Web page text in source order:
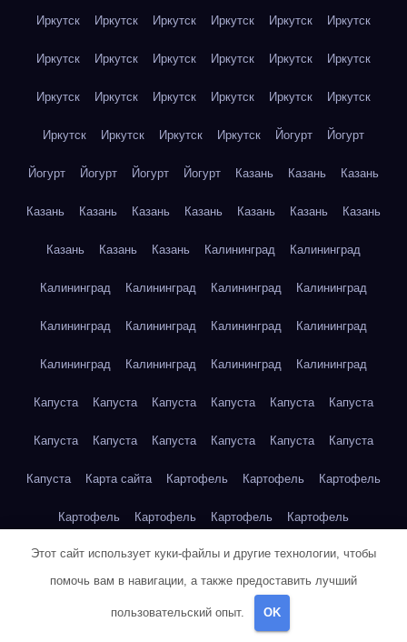
Иркутск Иркутск Иркутск Иркутск Иркутск Иркутск
Иркутск Иркутск Иркутск Иркутск Иркутск Иркутск
Иркутск Иркутск Иркутск Иркутск Иркутск Иркутск
Иркутск Иркутск Иркутск Иркутск Йогурт Йогурт
Йогурт Йогурт Йогурт Йогурт Казань Казань Казань
Казань Казань Казань Казань Казань Казань Казань
Казань Казань Казань Калининград Калининград
Калининград Калининград Калининград Калининград
Калининград Калининград Калининград Калининград
Калининград Калининград Калининград Калининград
Капуста Капуста Капуста Капуста Капуста Капуста
Капуста Капуста Капуста Капуста Капуста Капуста
Капуста Карта сайта Картофель Картофель Картофель
Картофель Картофель Картофель Картофель
Картофель Картофель Кейптаун Кейптаун Кейптаун
Кейптаун
Кейптаун
Этот сайт использует куки-файлы и другие технологии, чтобы
помочь вам в навигации, а также предоставить лучший
пользовательский опыт. OK